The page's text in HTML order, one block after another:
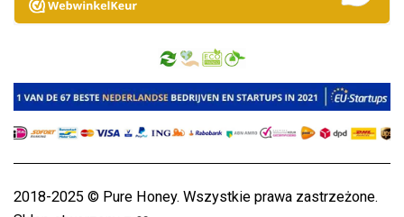
2018-2025 © Pure Honey. Wszystkie prawa zastrzeżone.